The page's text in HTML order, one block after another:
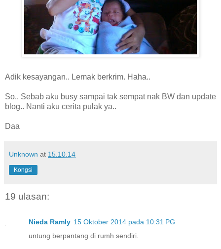
Adik kesayangan.. Lemak berkrim. Haha..
So.. Sebab aku busy sampai tak sempat nak BW dan update
blog.. Nanti aku cerita pulak ya..
Daa
Unknown at 15.10.14
Kongsi
19 ulasan:
Nieda Ramly 15 Oktober 2014 pada 10:31 PG
untung berpantang di rumh sendiri.